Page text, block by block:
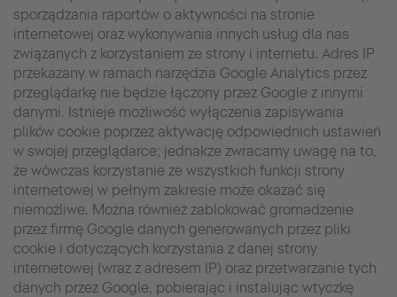
sporządzania raportów o aktywności na stronie
internetowej oraz wykonywania innych usług dla nas
związanych z korzystaniem ze strony i internetu. Adres IP
przekazany w ramach narzędzia Google Analytics przez
przeglądarkę nie będzie łączony przez Google z innymi
danymi. Istnieje możliwość wyłączenia zapisywania
plików cookie poprzez aktywację odpowiednich ustawień
w swojej przeglądarce; jednakże zwracamy uwagę na to,
że wówczas korzystanie ze wszystkich funkcji strony
internetowej w pełnym zakresie może okazać się
niemożliwe. Można również zablokować gromadzenie
przez firmę Google danych generowanych przez pliki
cookie i dotyczących korzystania z danej strony
internetowej (wraz z adresem IP) oraz przetwarzanie tych
danych przez Google, pobierając i instalując wtyczkę